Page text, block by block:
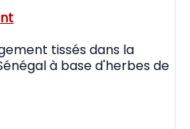
tissés dans la
à base d'herbes de